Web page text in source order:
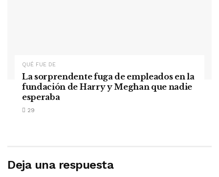
QUÉ FUE DE
La sorprendente fuga de empleados en la
fundación de Harry y Meghan que nadie
esperaba
29
Deja una respuesta